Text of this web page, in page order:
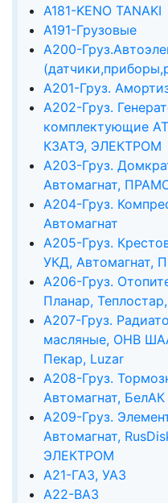
А181-KENO TANAKI
А191-Грузовые
А200-
А201-Груз.
А202-Груз.
комплектующие
КЗАТЭ, ЭЛЕКТРОМ
А203-Груз.
Автомагнат,
А204-Груз.
Автомагнат
А205-Груз.
УКД, Автомагнат,
А206-Груз.
Планар,
А207-Груз.
масляные, ОНВ
Пекар, Luzar
А208-Груз.
Автомагнат, БелАК
А209-Груз.
Автомагнат,
ЭЛЕКТРОМ
А21-ГАЗ, УАЗ
А22-ВАЗ